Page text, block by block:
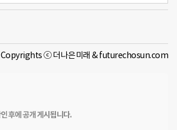
Copyrights ⓒ 더나은미래 & futurechosun.com